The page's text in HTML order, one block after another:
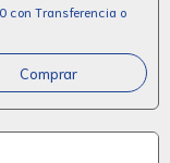
con Transferencia o